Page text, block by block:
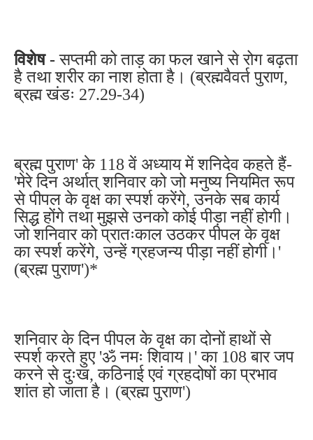
विशेष - सप्तमी को ताड़ का फल खाने से रोग बढ़ता
है तथा शरीर का नाश होता है। (ब्रह्मवैवर्त पुराण,
ब्रह्म खंडः 27.29-34)
ब्रह्म पुराण' के 118 वें अध्याय में शनिदेव कहते हैं-
'मेरे दिन अर्थात् शनिवार को जो मनुष्य नियमित रूप
से पीपल के वृक्ष का स्पर्श करेंगे, उनके सब कार्य
सिद्ध होंगे तथा मुझसे उनको कोई पीड़ा नहीं होगी।
जो शनिवार को प्रातःकाल उठकर पीपल के वृक्ष
का स्पर्श करेंगे, उन्हें ग्रहजन्य पीड़ा नहीं होगी।'
(ब्रह्म पुराण')*
शनिवार के दिन पीपल के वृक्ष का दोनों हाथों से
स्पर्श करते हुए 'ॐ नमः शिवाय।' का 108 बार जप
करने से दुःख, कठिनाई एवं ग्रहदोषों का प्रभाव
शांत हो जाता है। (ब्रह्म पुराण')